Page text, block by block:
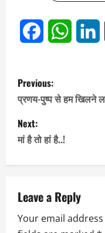
Facebook
P
o
s
t
a
v
Previous:
प्रणय-पुष्प से हम खिलने
Next:
मां है तो हां है..!
Leave a Reply
Your email